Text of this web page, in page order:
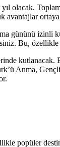
olacak.
avantajlar ortaya
gününü izinli
Bu,
Anma,
popüler